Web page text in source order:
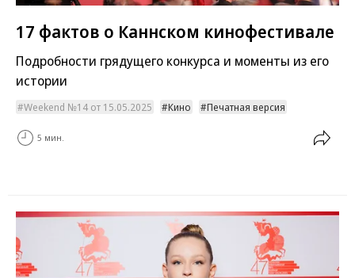
17 фактов о Каннском кинофестивале
Подробности грядущего конкурса и моменты из его
истории
Weekend №14 от 15.05.2025 Кино Печатная версия
5 мин.